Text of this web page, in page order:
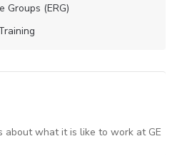
Groups (ERG)
about what it is like to work at GE